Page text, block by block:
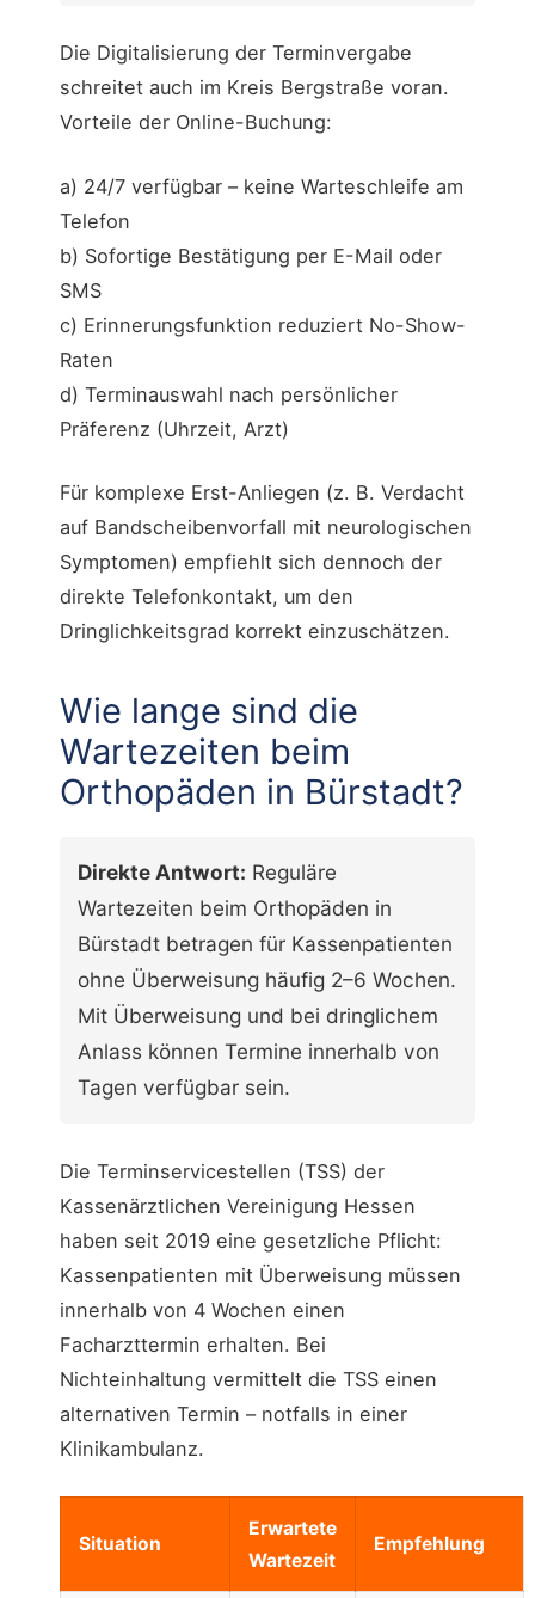
Die Digitalisierung der Terminvergabe
schreitet auch im Kreis Bergstraße voran.
Vorteile der Online-Buchung:
a) 24/7 verfügbar – keine Warteschleife am
Telefon
b) Sofortige Bestätigung per E-Mail oder
SMS
c) Erinnerungsfunktion reduziert No-Show-
Raten
d) Terminauswahl nach persönlicher
Präferenz (Uhrzeit, Arzt)
Für komplexe Erst-Anliegen (z. B. Verdacht
auf Bandscheibenvorfall mit neurologischen
Symptomen) empfiehlt sich dennoch der
direkte Telefonkontakt, um den
Dringlichkeitsgrad korrekt einzuschätzen.
Wie lange sind die
Wartezeiten beim
Orthopäden in Bürstadt?
Direkte Antwort: Reguläre
Wartezeiten beim Orthopäden in
Bürstadt betragen für Kassenpatienten
ohne Überweisung häufig 2–6 Wochen.
Mit Überweisung und bei dringlichem
Anlass können Termine innerhalb von
Tagen verfügbar sein.
Die Terminservicestellen (TSS) der
Kassenärztlichen Vereinigung Hessen
haben seit 2019 eine gesetzliche Pflicht:
Kassenpatienten mit Überweisung müssen
innerhalb von 4 Wochen einen
Facharzttermin erhalten. Bei
Nichteinhaltung vermittelt die TSS einen
alternativen Termin – notfalls in einer
Klinikambulanz.
Situation
Erwartete
Wartezeit
Empfehlung